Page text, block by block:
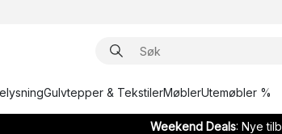
Gulvtepper & TekstilerMøblerUtemøbler %
Weekend Deals: Nye